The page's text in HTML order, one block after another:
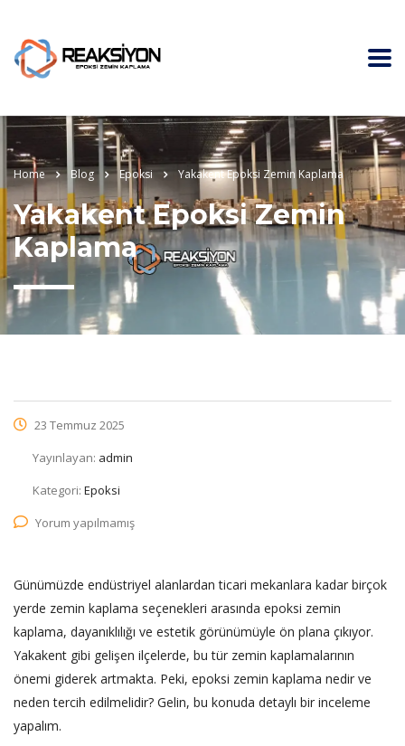
Home Blog Epoksi Yakakent Epoksi Zemin Kaplama
Yakakent Epoksi Zemin
Kaplama
23 Temmuz 2025
Yayınlayan: admin
Kategori: Epoksi
Yorum yapılmamış
Günümüzde endüstriyel alanlardan ticari mekanlara kadar birçok
yerde zemin kaplama seçenekleri arasında epoksi zemin
kaplama, dayanıklılığı ve estetik görünümüyle ön plana çıkıyor.
Yakakent gibi gelişen ilçelerde, bu tür zemin kaplamalarının
önemi giderek artmakta. Peki, epoksi zemin kaplama nedir ve
neden tercih edilmelidir? Gelin, bu konuda detaylı bir inceleme
yapalım.